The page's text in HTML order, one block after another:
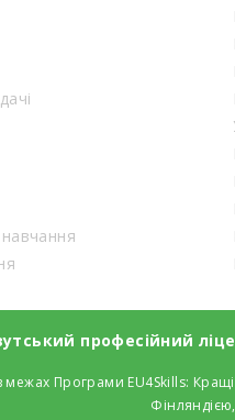
професійний
Програми EU4Skills: